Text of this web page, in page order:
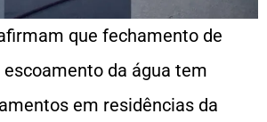
que fechamento de
da água tem
em residências da